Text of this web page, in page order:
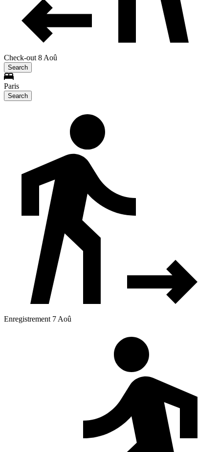
Check-out 8 Aoû
Search
Paris
Search
Enregistrement 7 Aoû